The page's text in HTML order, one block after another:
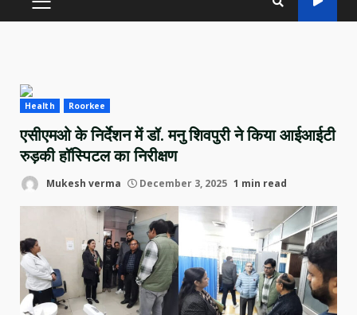
PRIMARY
Health Roorkee
एसीएमओ के निर्देशन में डॉ. मनु शिवपुरी ने किया आईआईटी
रुड़की हॉस्पिटल का निरीक्षण
Mukesh verma December 3, 2025 1 min read